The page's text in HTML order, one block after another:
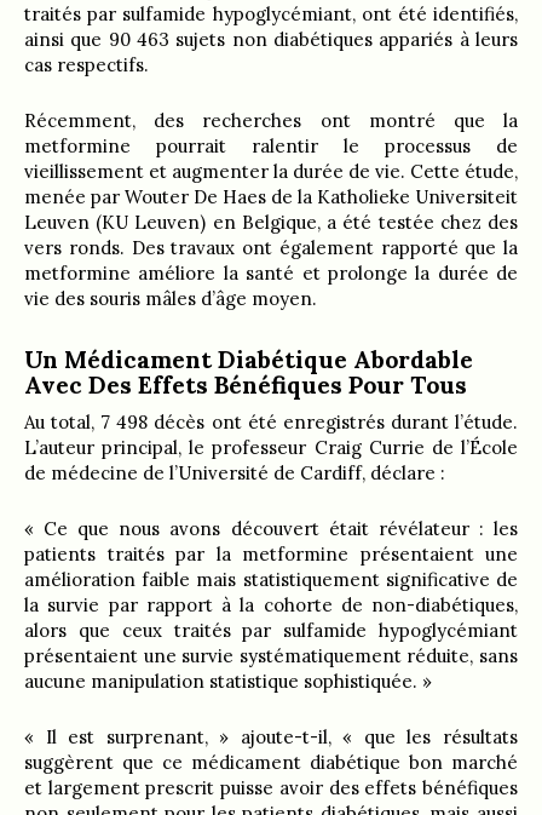
traités par sulfamide hypoglycémiant, ont été identifiés,
ainsi que 90 463 sujets non diabétiques appariés à leurs
cas respectifs.
Récemment, des recherches ont montré que la
metformine pourrait ralentir le processus de
vieillissement et augmenter la durée de vie. Cette étude,
menée par Wouter De Haes de la Katholieke Universiteit
Leuven (KU Leuven) en Belgique, a été testée chez des
vers ronds. Des travaux ont également rapporté que la
metformine améliore la santé et prolonge la durée de
vie des souris mâles d’âge moyen.
Un Médicament Diabétique Abordable
Avec Des Effets Bénéfiques Pour Tous
Au total, 7 498 décès ont été enregistrés durant l’étude.
L’auteur principal, le professeur Craig Currie de l’École
de médecine de l’Université de Cardiff, déclare :
« Ce que nous avons découvert était révélateur : les
patients traités par la metformine présentaient une
amélioration faible mais statistiquement significative de
la survie par rapport à la cohorte de non-diabétiques,
alors que ceux traités par sulfamide hypoglycémiant
présentaient une survie systématiquement réduite, sans
aucune manipulation statistique sophistiquée. »
« Il est surprenant, » ajoute-t-il, « que les résultats
suggèrent que ce médicament diabétique bon marché
et largement prescrit puisse avoir des effets bénéfiques